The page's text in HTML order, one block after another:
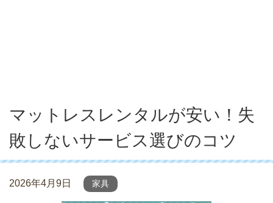
マットレスレンタルが安い！失
敗しないサービス選びのコツ
2026年4月9日 家具